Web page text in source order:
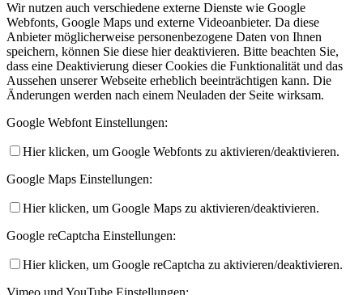
Wir nutzen auch verschiedene externe Dienste wie Google
Webfonts, Google Maps und externe Videoanbieter. Da diese
Anbieter möglicherweise personenbezogene Daten von Ihnen
speichern, können Sie diese hier deaktivieren. Bitte beachten Sie,
dass eine Deaktivierung dieser Cookies die Funktionalität und das
Aussehen unserer Webseite erheblich beeinträchtigen kann. Die
Änderungen werden nach einem Neuladen der Seite wirksam.
Google Webfont Einstellungen:
Hier klicken, um Google Webfonts zu aktivieren/deaktivieren.
Google Maps Einstellungen:
Hier klicken, um Google Maps zu aktivieren/deaktivieren.
Google reCaptcha Einstellungen:
Hier klicken, um Google reCaptcha zu aktivieren/deaktivieren.